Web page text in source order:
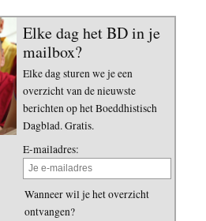
Elke dag het BD in je
mailbox?
Elke dag sturen we je een
overzicht van de nieuwste
berichten op het Boeddhistisch
Dagblad. Gratis.
E-mailadres:
Wanneer wil je het overzicht
ontvangen?